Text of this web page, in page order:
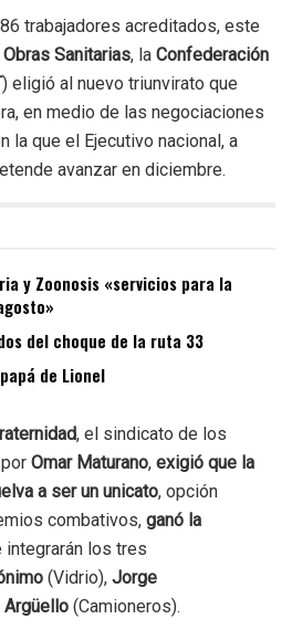
trabajadores acreditados, este
Obras Sanitarias, la Confederación
) eligió al nuevo triunvirato que
en medio de las negociaciones
la que el Ejecutivo nacional, a
avanzar en diciembre.
y Zoonosis «servicios para la
del choque de la ruta 33
de Lionel
, el sindicato de los
Omar Maturano, exigió que la
a ser un unicato, opción
combativos, ganó la
integrarán los tres
(Vidrio), Jorge
Argüello (Camioneros).